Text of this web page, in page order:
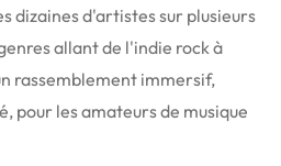
dizaines d'artistes sur plusieurs
allant de l'indie rock à
rassemblement immersif,
pour les amateurs de musique